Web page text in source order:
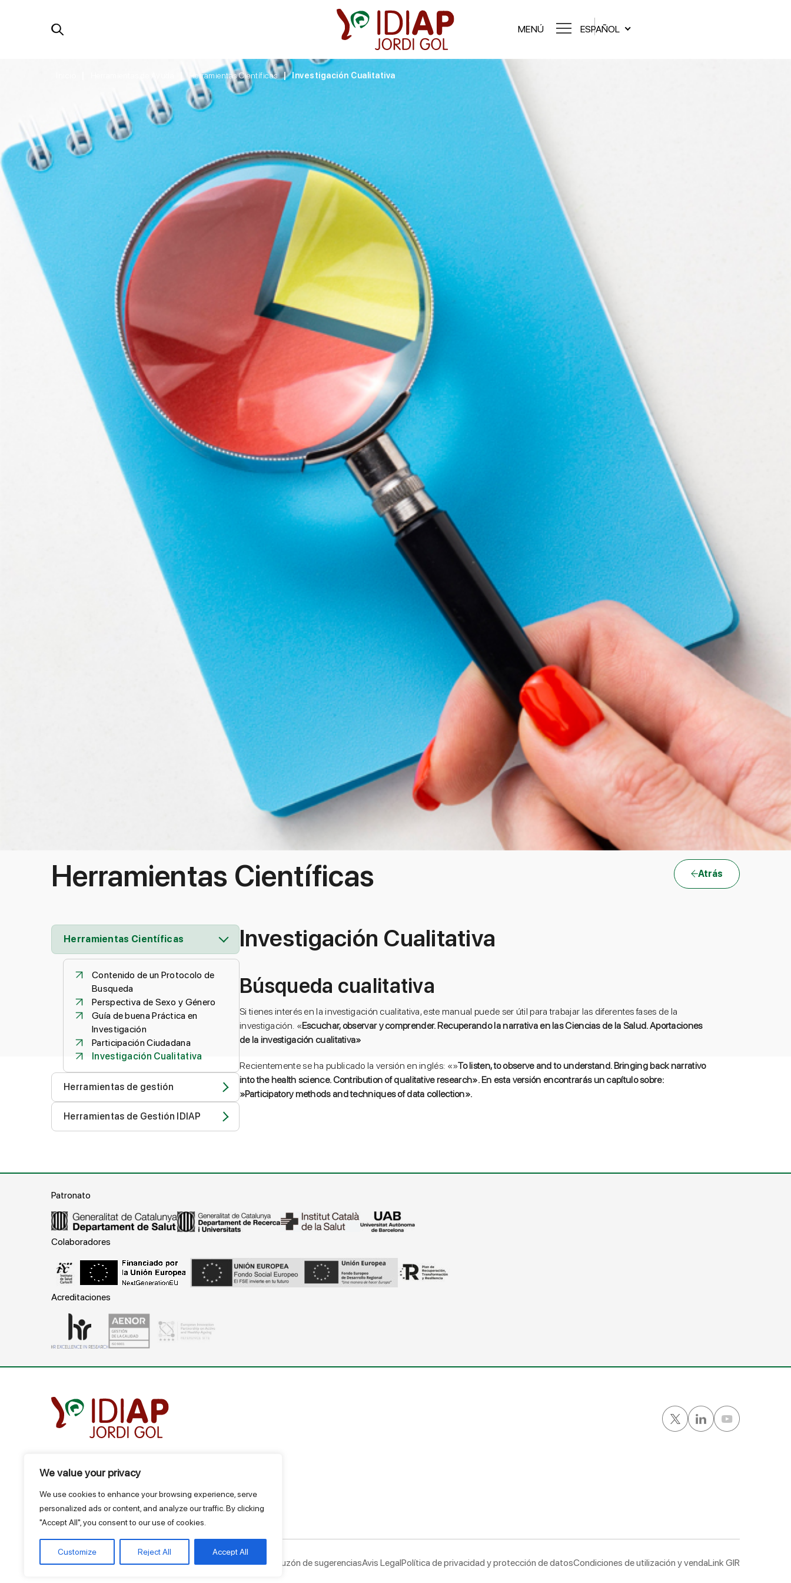
We value your privacy
We use cookies to enhance your browsing experience, serve
personalized ads or content, and analyze our traffic. By clicking
"Accept All", you consent to our use of cookies.
Customize Reject All Accept All
MENÚ ESPAÑOL
Herramientas Científicas Investigación Cualitativa
Herramientas Científicas Atrás
Herramientas Científicas
Contenido de un Protocolo de
Busqueda
Perspectiva de Sexo y Género
Guía de buena Práctica en
Investigación
Participación Ciudadana
Investigación Cualitativa
Herramientas de gestión
Herramientas de Gestión IDIAP
Investigación Cualitativa
Búsqueda cualitativa
Si tienes interés en la investigación cualitativa, este manual puede ser útil para trabajar las diferentes fases de la
investigación. «Escuchar, observar y comprender. Recuperando la narrativa en las Ciencias de la Salud. Aportaciones
de la investigación cualitativa»
Recientemente se ha publicado la versión en inglés: «»To listen, to observe and to understand. Bringing back narrativo
into the health science. Contribution of qualitative research». En esta versión encontrarás un capítulo sobre: ​​
»Participatory methods and techniques of data collection».
Patronato
Colaboradores
Acreditaciones
Gran Vía Corts Catalanes, 587 ático - 08007 Barcelona
934 824 124
idiap@idiapjgol.org
@ IDIAP Buzón de sugerenciasAvis LegalPolítica de privacidad y protección de datosCondiciones de utilización y vendaLink GIR